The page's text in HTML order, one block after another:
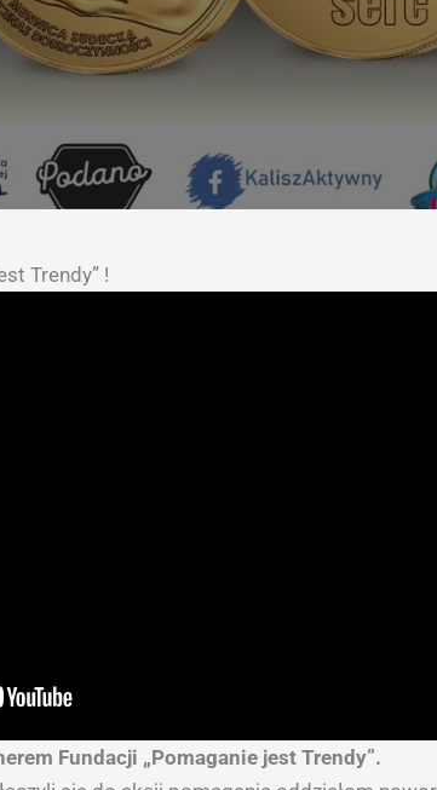
Trendy” !
Fundacji „Pomaganie jest Trendy”.